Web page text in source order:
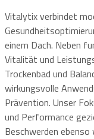
Vitalytix verbindet
einem Dach. Neben
Vitalität und
Trockenbad und
wirkungsvolle
Prävention. Unser
und Performance
Beschwerden